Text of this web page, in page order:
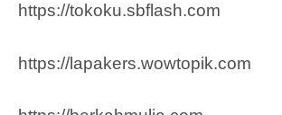
https://tokoku.sbflash.com
https://lapakers.wowtopik.com